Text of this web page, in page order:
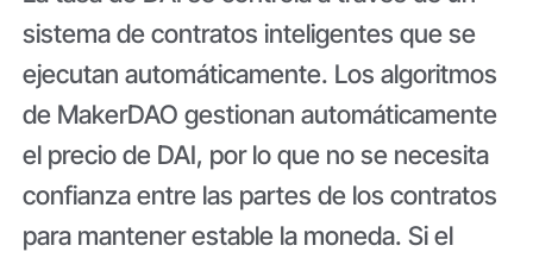
sistema de contratos inteligentes que se
ejecutan automáticamente. Los algoritmos
de MakerDAO gestionan automáticamente
el precio de DAI, por lo que no se necesita
confianza entre las partes de los contratos
para mantener estable la moneda. Si el